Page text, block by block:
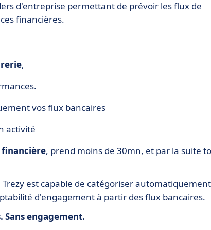
d'entreprise permettant de prévoir les flux de
financières.
,
vos flux bancaires
activité
financière, prend moins de 30mn, et par la suite
est capable de catégoriser automatiquement
d'engagement à partir des flux bancaires.
engagement.